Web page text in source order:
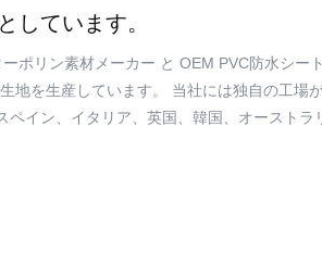
ています。
ポリン素材メーカー と OEM PVC防水シー
地を生産しています。 当社には独自の工
イン、イタリア、英国、韓国、オーストラ